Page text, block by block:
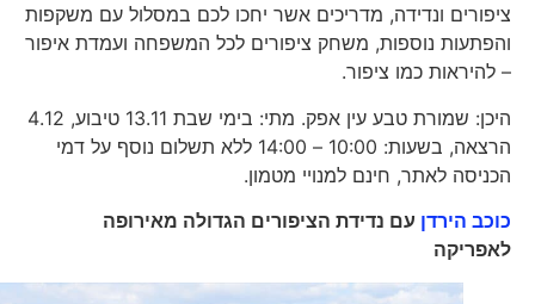
ציפורים ונדידה, מדריכים אשר יחכו לכם במסלול עם משקפות
והפתעות נוספות, משחק ציפורים לכל המשפחה ועמדת איפור
– להיראות כמו ציפור.
היכן: שמורת טבע עין אפק. מתי: בימי שבת 13.11 טיבוע, 4.12
הרצאה, בשעות: 10:00 – 14:00 ללא תשלום נוסף על דמי
הכניסה לאתר, חינם למנויי מטמון.
כוכב הירדןעם נדידת הציפורים הגדולה מאירופה
לאפריקה